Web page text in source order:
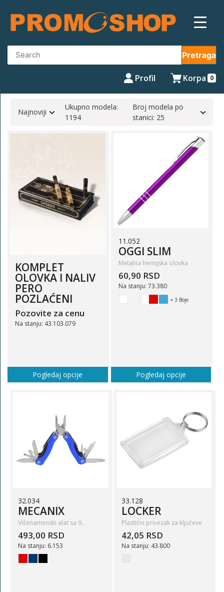
content
Pretraga
Profil Korpa 0
Najnoviji
Ukupno modela:
1194
Broj modela po
stanici: 25
KOMPLET
OLOVKA I NALIV
PERO
POZLAĆENI
Pozovite za cenu
Na stanju: 43.103.079
Pogledaj opcije
11.052
OGGI SLIM
Metalna hemijska olovka
60,90 RSD
Na stanju: 73.380
+ 3 Boje
Pogledaj opcije
32.034
MECANIX
Višenamenski alat sa 9…
493,00 RSD
Na stanju: 6.153
33.128
LOCKER
Plastični privezak za ključeve
42,05 RSD
Na stanju: 43.800